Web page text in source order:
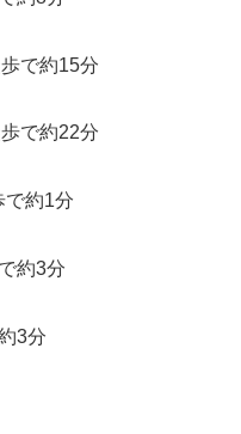
で約15分
で約22分
で約1分
約3分
3分